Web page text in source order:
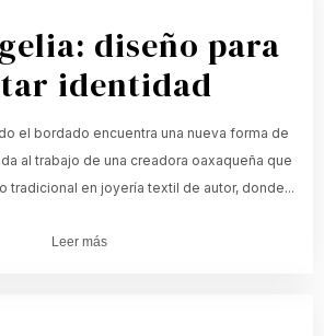
diseño para
identidad
el bordado encuentra una nueva forma de
al trabajo de una creadora oaxaqueña que
tradicional en joyería textil de autor, donde...
Leer más